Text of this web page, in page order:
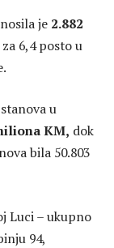
je 2.882
6,4 posto u
u
KM, dok
bila 50.803
Luci – ukupno
94,